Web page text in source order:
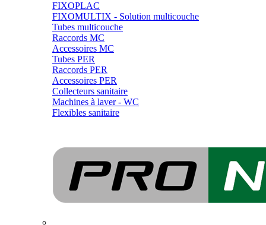
FIXOPLAC
FIXOMULTIX - Solution multicouche
Tubes multicouche
Raccords MC
Accessoires MC
Tubes PER
Raccords PER
Accessoires PER
Collecteurs sanitaire
Machines à laver - WC
Flexibles sanitaire